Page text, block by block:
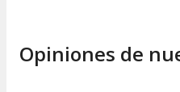
Opiniones de